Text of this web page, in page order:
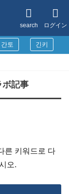
ログイン
search
간토 긴키
ボ記事
른 키워드로 다
오.